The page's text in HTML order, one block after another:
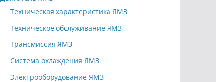
Техническая характеристика ЯМЗ
Техническое обслуживание ЯМЗ
Трансмиссия ЯМЗ
Система охлаждения ЯМЗ
Электрооборудование ЯМЗ